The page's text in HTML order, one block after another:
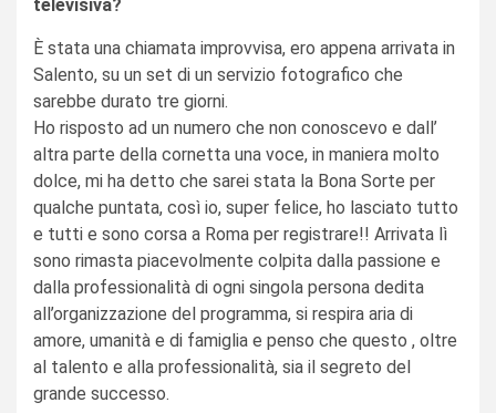
televisiva?
È stata una chiamata improvvisa, ero appena arrivata in
Salento, su un set di un servizio fotografico che
sarebbe durato tre giorni.
Ho risposto ad un numero che non conoscevo e dall’
altra parte della cornetta una voce, in maniera molto
dolce, mi ha detto che sarei stata la Bona Sorte per
qualche puntata, così io, super felice, ho lasciato tutto
e tutti e sono corsa a Roma per registrare!! Arrivata lì
sono rimasta piacevolmente colpita dalla passione e
dalla professionalità di ogni singola persona dedita
all’organizzazione del programma, si respira aria di
amore, umanità e di famiglia e penso che questo , oltre
al talento e alla professionalità, sia il segreto del
grande successo.